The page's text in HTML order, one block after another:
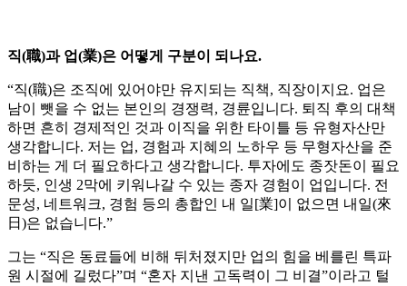
직(職)과 업(業)은 어떻게 구분이 되나요.
“직(職)은 조직에 있어야만 유지되는 직책, 직장이지요. 업은
남이 뺏을 수 없는 본인의 경쟁력, 경륜입니다. 퇴직 후의 대책
하면 흔히 경제적인 것과 이직을 위한 타이틀 등 유형자산만
생각합니다. 저는 업, 경험과 지혜의 노하우 등 무형자산을 준
비하는 게 더 필요하다고 생각합니다. 투자에도 종잣돈이 필요
하듯, 인생 2막에 키워나갈 수 있는 종자 경험이 업입니다. 전
문성, 네트워크, 경험 등의 총합인 내 일[業]이 없으면 내일(來
日)은 없습니다.”
그는 “직은 동료들에 비해 뒤처졌지만 업의 힘을 베를린 특파
원 시절에 길렀다”며 “혼자 지낸 고독력이 그 비결”이라고 털